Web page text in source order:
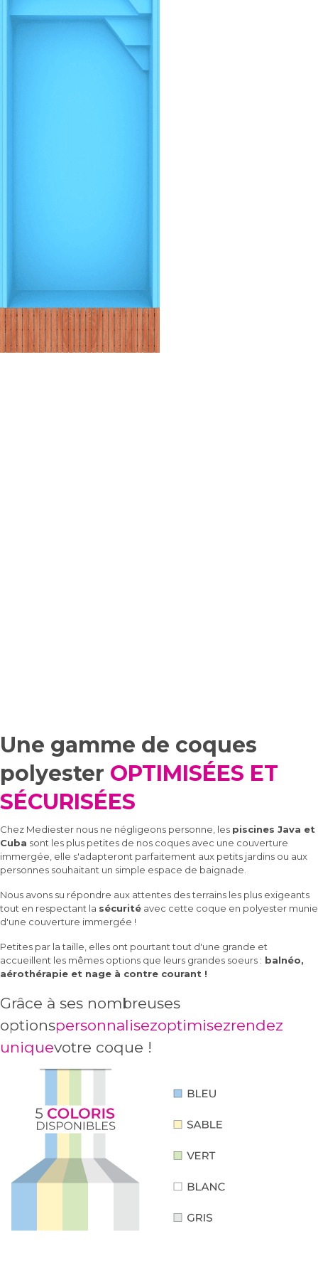
Une gamme de coques
polyester OPTIMISÉES ET
SÉCURISÉES
Chez Mediester nous ne négligeons personne, les piscines Java et
Cuba sont les plus petites de nos coques avec une couverture
immergée, elle s'adapteront parfaitement aux petits jardins ou aux
personnes souhaitant un simple espace de baignade.
Nous avons su répondre aux attentes des terrains les plus exigeants
tout en respectant la sécurité avec cette coque en polyester munie
d'une couverture immergée !
Petites par la taille, elles ont pourtant tout d'une grande et
accueillent les mêmes options que leurs grandes soeurs : balnéo,
aérothérapie et nage à contre courant !
Grâce à ses nombreuses
optionspersonnalisezoptimisezrendez
uniquevotre coque !